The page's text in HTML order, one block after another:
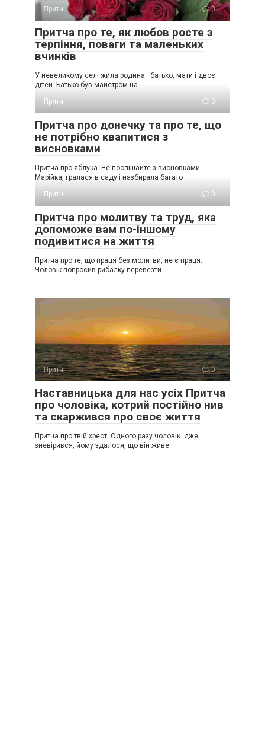
Притчі 0
Притча про те, як любов росте з
терпіння, поваги та маленьких
вчинків
У невеликому селі жила родина: батько, мати і двоє
дітей. Батько був майстром на
Притчі
0
Притча про донечку та про те, що
не потрібно квапитися з
висновками
Притча про яблука. Не поспішайте з висновками.
Марійка, гралася в саду і назбирала багато
Притчі
0
Притча про молитву та труд, яка
допоможе вам по-іншому
подивитися на життя
Притча про те, що праця без молитви, не є праця.
Чоловік попросив рибалку перевезти
Притчі 0
Наставницька для нас усіх Притча
про чоловіка, котрий постійно нив
та скаржився про своє життя
Притча про твій хрест. Одного разу чоловік дже
зневірився, йому здалося, що він живе